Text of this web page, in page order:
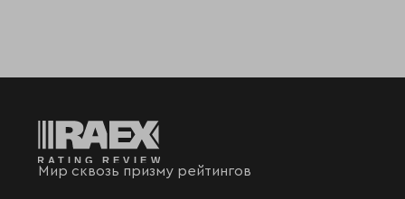
Мир сквозь призму рейтингов